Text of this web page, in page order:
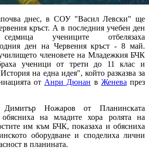
днес, в СОУ "Васил Левски" ще
кръст. А в последния учебен ден
учениците отбелязаха
ден на Червения кръст - 8 май.
членовете на Младежкия БЧК
ученици от трети до 11 клас и
на една идея", който разказва за
от Анри Дюнан в Женева през
Ножаров от Планинската
обясниха на младите хора ролята на
им към БЧК, показаха и обясниха
оборудване и споделиха лични
в планината.